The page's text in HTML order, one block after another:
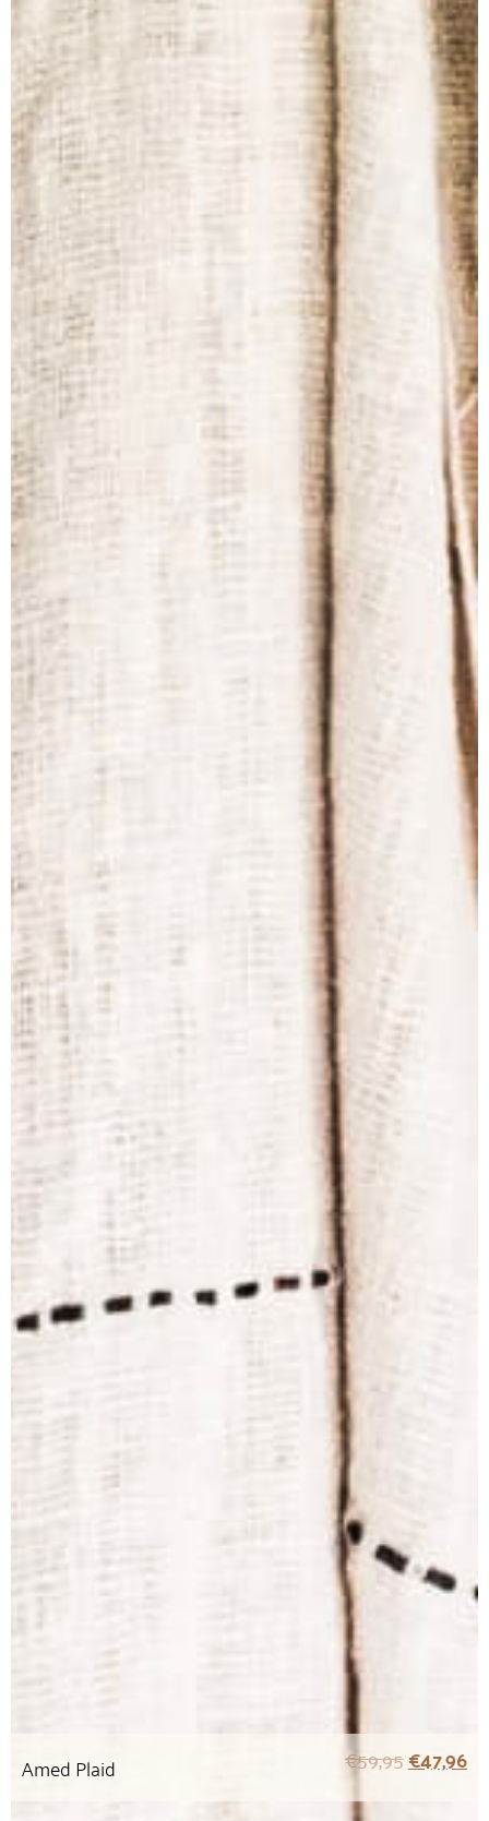
Amed Plaid €59,95€47,96